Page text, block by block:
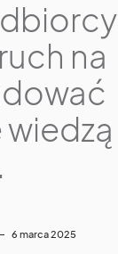
na
6 marca 2025